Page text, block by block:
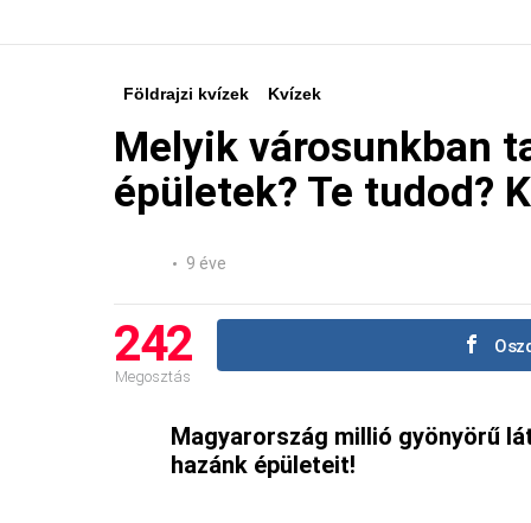
Földrajzi kvízek Kvízek
Melyik városunkban
épületek? Te tudod?
9 éve
242
Megosztás
Magyarország millió gyönyörű
hazánk épületeit!